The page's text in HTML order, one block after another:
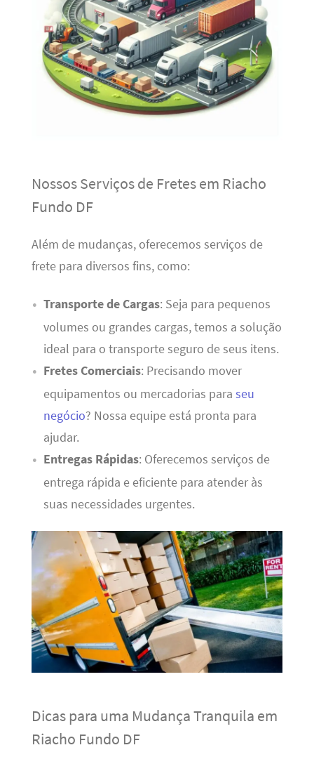
Nossos Serviços de Fretes em Riacho
Fundo DF
Além de mudanças, oferecemos serviços de
frete para diversos fins, como:
Transporte de Cargas: Seja para pequenos
volumes ou grandes cargas, temos a solução
ideal para o transporte seguro de seus itens.
Fretes Comerciais: Precisando mover
equipamentos ou mercadorias para seu
negócio? Nossa equipe está pronta para
ajudar.
Entregas Rápidas: Oferecemos serviços de
entrega rápida e eficiente para atender às
suas necessidades urgentes.
Dicas para uma Mudança Tranquila em
Riacho Fundo DF